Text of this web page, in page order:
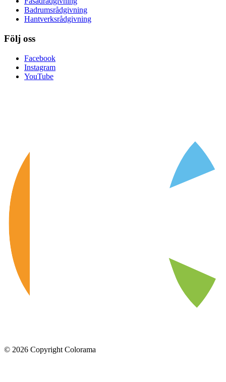
Badrumsrådgivning
Hantverksrådgivning
Följ oss
Facebook
Instagram
YouTube
© 2026 Copyright Colorama